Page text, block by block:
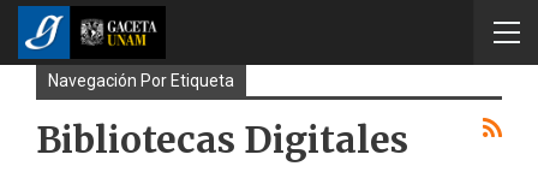
Navegación Por Etiqueta
Bibliotecas Digitales